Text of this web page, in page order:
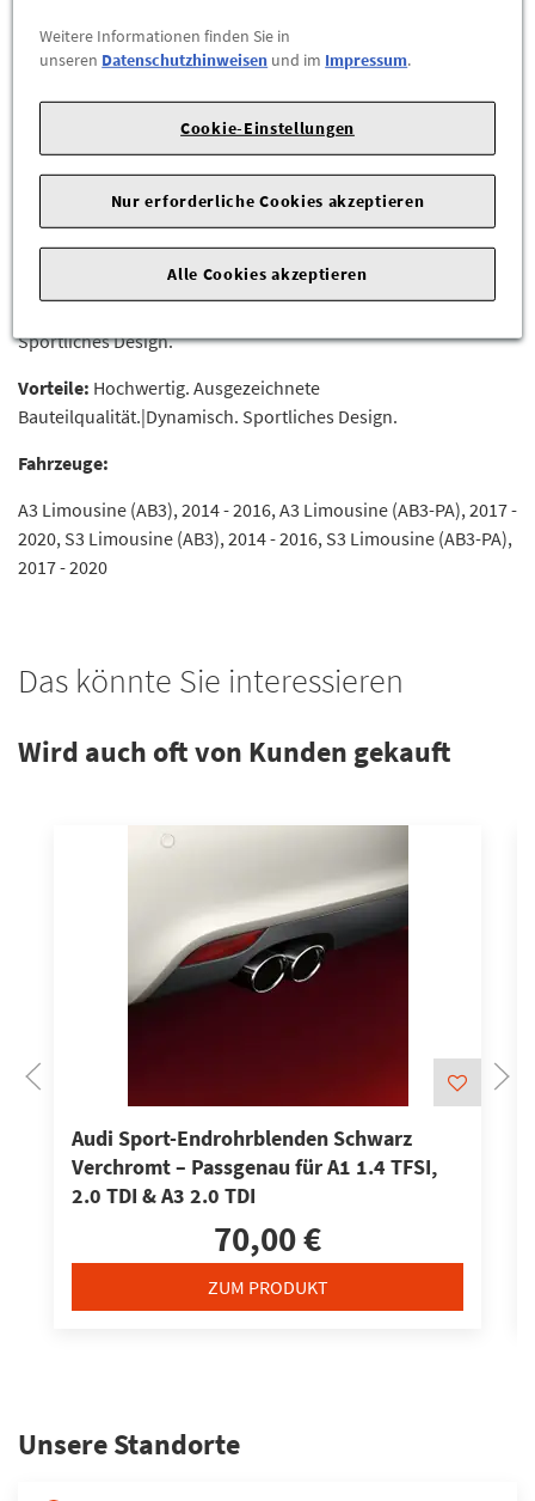
Herstellerangaben:AUDI AG |Auto-Union-Str. 1 |
Ingolstadt |
Für eine sportliche und besonders hochwertige Optik am
Fahrzeugheck.
Heckklappenspoiler in Carbon für Ihre Limousine. Er
Sportliches Design.
Vorteile: Hochwertig. Ausgezeichnete
Bauteilqualität.|Dynamisch. Sportliches Design.
Fahrzeuge:
A3 Limousine (AB3), 2014 - 2016, A3 Limousine (AB3-PA), 2017 -
2020, S3 Limousine (AB3), 2014 - 2016, S3 Limousine (AB3-PA),
2017 - 2020
Das könnte Sie interessieren
Wird auch oft von Kunden gekauft
Audi Sport-Endrohrblenden Schwarz
Verchromt – Passgenau für A1 1.4 TFSI,
2.0 TDI & A3 2.0 TDI
70,00 €
ZUM PRODUKT
Unsere Standorte
Weitere Informationen finden Sie in
unseren Datenschutzhinweisen und im Impressum.
Cookie-Einstellungen
Nur erforderliche Cookies akzeptieren
Alle Cookies akzeptieren